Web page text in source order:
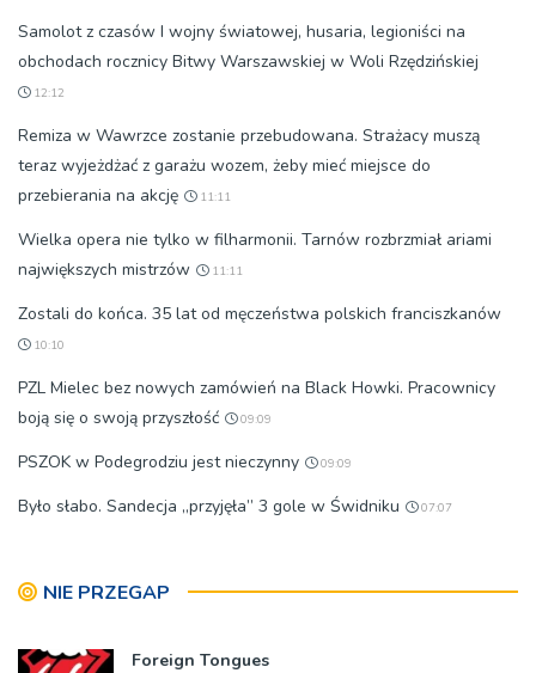
Samolot z czasów I wojny światowej, husaria, legioniści na
obchodach rocznicy Bitwy Warszawskiej w Woli Rzędzińskiej
12:12
Remiza w Wawrzce zostanie przebudowana. Strażacy muszą
teraz wyjeżdżać z garażu wozem, żeby mieć miejsce do
przebierania na akcję
11:11
Wielka opera nie tylko w filharmonii. Tarnów rozbrzmiał ariami
największych mistrzów
11:11
Zostali do końca. 35 lat od męczeństwa polskich franciszkanów
10:10
PZL Mielec bez nowych zamówień na Black Howki. Pracownicy
boją się o swoją przyszłość
09:09
PSZOK w Podegrodziu jest nieczynny 09:09
Było słabo. Sandecja „przyjęła” 3 gole w Świdniku 07:07
NIE PRZEGAP
Foreign Tongues